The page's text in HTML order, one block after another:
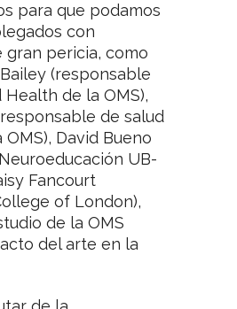
para que podamos
con
gran pericia, como
(responsable
de la OMS),
de salud
David Bueno
UB-
Fancourt
of London),
de la OMS
del arte en la